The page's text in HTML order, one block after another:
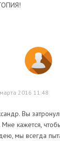
2016 11:48
Вы
кажется,
мы всегда